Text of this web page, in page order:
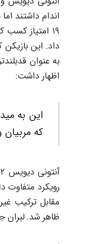
داد. این
به عنوان
اظهار داشت:
این به
که
مقابل ترکیب
ظاهر شد. لبران